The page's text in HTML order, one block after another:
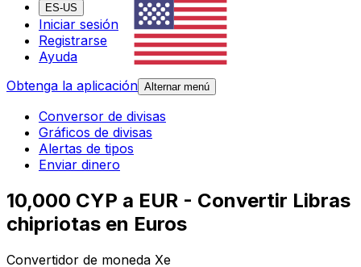
ES-US
Iniciar sesión
Registrarse
Ayuda
Obtenga la aplicación Alternar menú
Conversor de divisas
Gráficos de divisas
Alertas de tipos
Enviar dinero
10,000 CYP a EUR - Convertir Libras
chipriotas en Euros
Convertidor de moneda Xe